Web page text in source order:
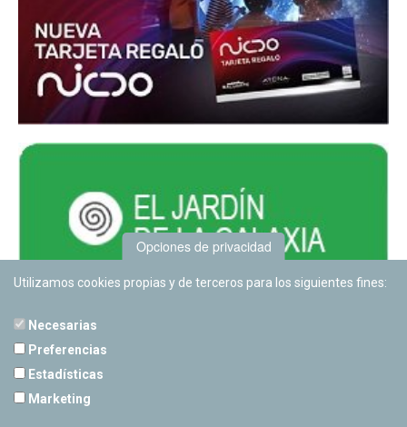
Opciones de privacidad
Utilizamos cookies propias y de terceros para los siguientes fines:
Necesarias
Preferencias
Estadísticas
Marketing